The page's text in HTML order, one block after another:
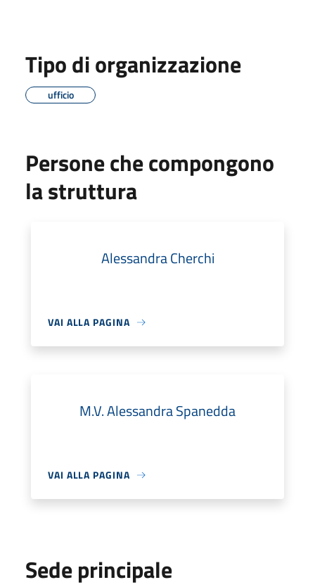
Tipo di organizzazione
ufficio
Persone che compongono
la struttura
Alessandra Cherchi
VAI ALLA PAGINA
M.V. Alessandra Spanedda
VAI ALLA PAGINA
Sede principale